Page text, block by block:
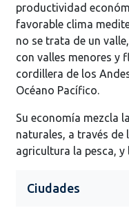
productividad
favorable clima
no se trata de un
con valles menores y
cordillera de los
Océano Pacífico.
Su economía mezcla
naturales, a través
agricultura la pesca,
Ciudades